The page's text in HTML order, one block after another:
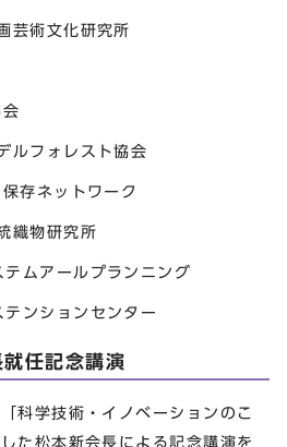
芸術文化研究所
ルフォレスト協会
存ネットワーク
織物研究所
ムアールプランニング
ンションセンター
任記念講演
科学技術・イノベーションのこ
た松本新会長による記念講演を